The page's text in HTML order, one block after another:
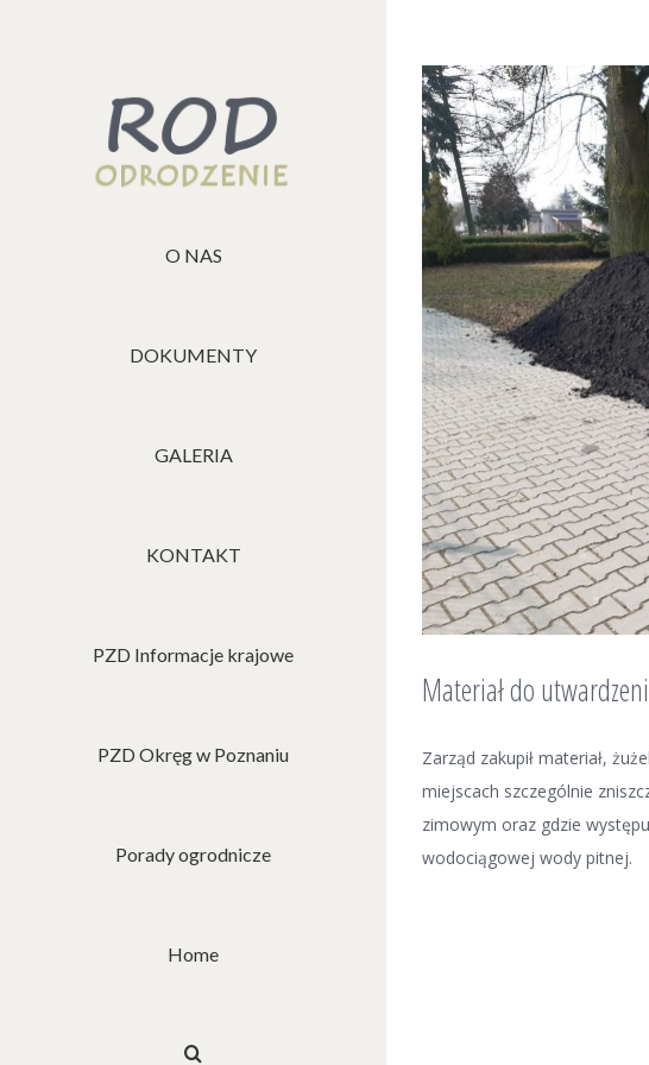
O NAS
DOKUMENTY
GALERIA
KONTAKT
PZD Informacje krajowe
PZD Okręg w Poznaniu
Porady ogrodnicze
Home
View
Larger
Image
Materiał do
Zarząd zakupił materiał,
miejscach szczególnie
zimowym oraz gdzie
wodociągowej wody pitnej.